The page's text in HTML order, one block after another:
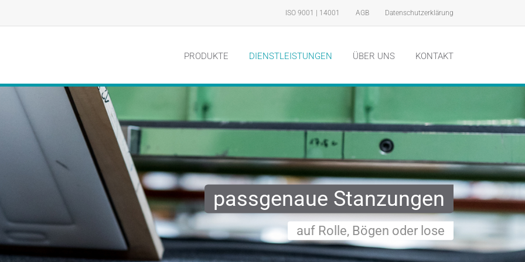
ISO 9001 | 14001 AGB Datenschutzerklärung
PRODUKTE DIENSTLEISTUNGEN ÜBER UNS KONTAKT
passgenaue Stanzungen
auf Rolle, Bögen oder lose